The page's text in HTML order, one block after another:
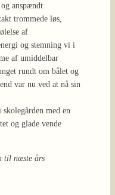
anspændt
trommede løs,
af
og stemning vi i
af umiddelbar
rundt om bålet og
var nu ved at nå sin
med en
og glade vende
til næste års